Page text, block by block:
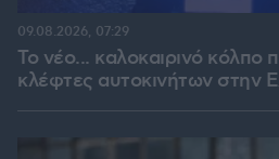
Το νέο... καλοκαιρινό κόλπο
κλέφτες αυτοκινήτων στην
09.08.2026, 07:29